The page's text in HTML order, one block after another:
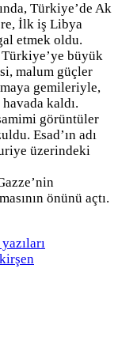
Türkiye’de Ak
İlk iş Libya
etmek oldu.
Türkiye’ye büyük
malum güçler
gemileriyle,
kaldı.
görüntüler
Esad’ın adı
üzerindeki
önünü açtı.